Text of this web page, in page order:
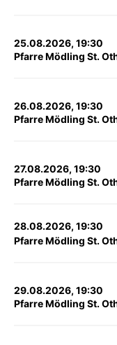
25.08.2026, 19:30
Pfarre Mödling St.
26.08.2026, 19:30
Pfarre Mödling St.
27.08.2026, 19:30
Pfarre Mödling St.
28.08.2026, 19:30
Pfarre Mödling St.
29.08.2026, 19:30
Pfarre Mödling St.